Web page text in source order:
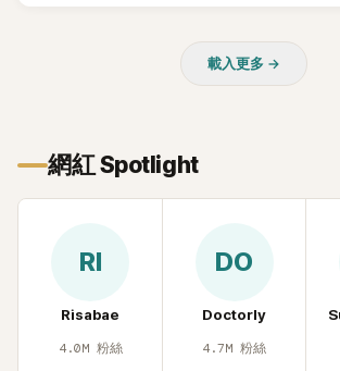
載入更多 →
網紅 Spotlight
RI
Risabae
4.0M 粉絲
DO
Doctorly
4.7M 粉絲